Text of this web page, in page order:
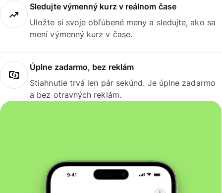
Sledujte výmenný kurz v reálnom čase
Uložte si svoje obľúbené meny a sledujte, ako sa
mení výmenný kurz v čase.
Úplne zadarmo, bez reklám
Stiahnutie trvá len pár sekúnd. Je úplne zadarmo
a bez otravných reklám.